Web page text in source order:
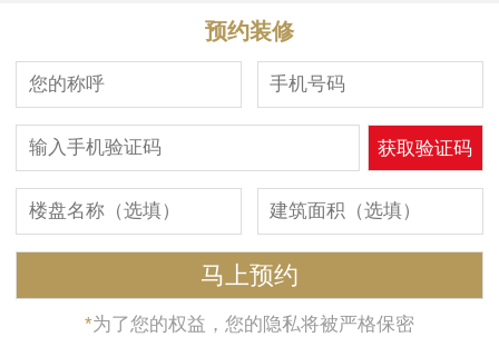
预约装修
*为了您的权益，您的隐私将被严格保密